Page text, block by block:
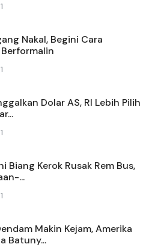
1
Nakal, Begini Cara
1
Dolar AS, RI Lebih Pilih
1
Biang Kerok Rusak Rem Bus,
...
1
Makin Kejam, Amerika
Batuny...